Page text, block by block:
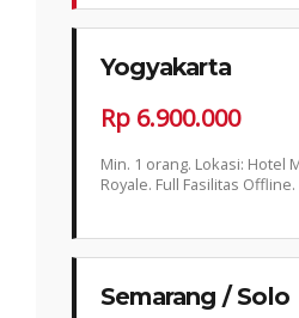
Yogyakarta
Rp 6.900.000
Min. 1 orang. Lokasi: Hotel
Royale. Full Fasilitas Offline.
Semarang / Solo